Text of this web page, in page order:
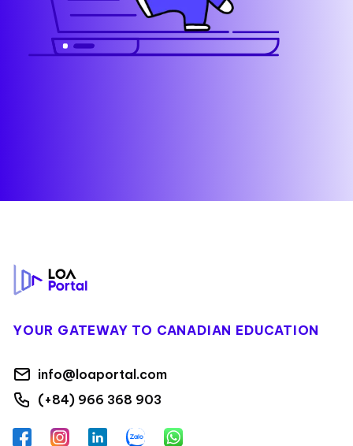
YOUR GATEWAY TO CANADIAN EDUCATION
info@loaportal.com
(+84) 966 368 903
FacebookInstagramLinkedInZalo WhatsApp